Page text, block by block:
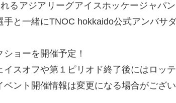
るアジアリーグアイスホッケージャパ
手と一緒にTNOC hokkaido公式アンバサ
ョーを開催予定！
イスオフや第１ピリオド終了後にはロッ
ント開催情報は変更になる場合がござ